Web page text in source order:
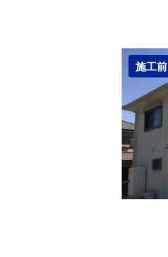
施工前